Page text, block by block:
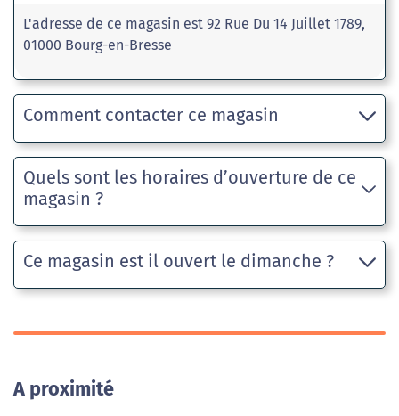
L'adresse de ce magasin est 92 Rue Du 14 Juillet 1789,
01000 Bourg-en-Bresse
Comment contacter ce magasin
Quels sont les horaires d’ouverture de ce
magasin ?
Ce magasin est il ouvert le dimanche ?
A proximité